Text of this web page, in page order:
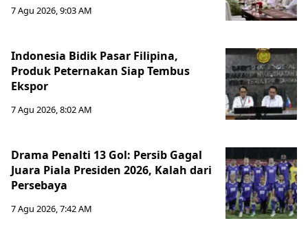
7 Agu 2026, 9:03 AM
Indonesia Bidik Pasar Filipina,
Produk Peternakan Siap Tembus
Ekspor
7 Agu 2026, 8:02 AM
Drama Penalti 13 Gol: Persib Gagal
Juara Piala Presiden 2026, Kalah dari
Persebaya
7 Agu 2026, 7:42 AM